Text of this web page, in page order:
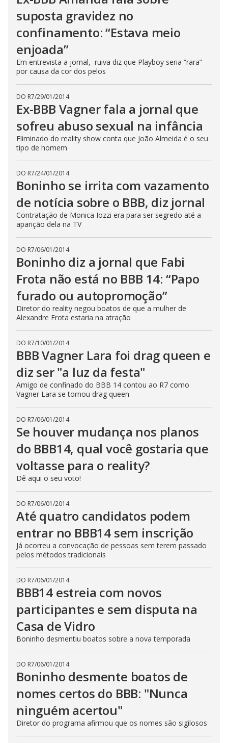
suposta gravidez no
confinamento: “Estava meio
enjoada”
Em entrevista a jornal, ruiva diz que Playboy seria “rara”
por causa da cor dos pelos
DO R7/29/01/2014
Ex-BBB Vagner fala a jornal que
sofreu abuso sexual na infância
Eliminado do reality show conta que João Almeida é o seu
tipo de homem
DO R7/24/01/2014
Boninho se irrita com vazamento
de notícia sobre o BBB, diz jornal
Contratação de Monica Iozzi era para ser segredo até a
aparição dela na TV
DO R7/06/01/2014
Boninho diz a jornal que Fabi
Frota não está no BBB 14: “Papo
furado ou autopromoção”
Diretor do reality negou boatos de que a mulher de
Alexandre Frota estaria na atração
DO R7/10/01/2014
BBB Vagner Lara foi drag queen e
diz ser "a luz da festa"
Amigo de confinado do BBB 14 contou ao R7 como
Vagner Lara se tornou drag queen
DO R7/06/01/2014
Se houver mudança nos planos
do BBB14, qual você gostaria que
voltasse para o reality?
Dê aqui o seu voto!
DO R7/06/01/2014
Até quatro candidatos podem
entrar no BBB14 sem inscrição
Já ocorreu a convocação de pessoas sem terem passado
pelos métodos tradicionais
DO R7/06/01/2014
BBB14 estreia com novos
participantes e sem disputa na
Casa de Vidro
Boninho desmentiu boatos sobre a nova temporada
DO R7/06/01/2014
Boninho desmente boatos de
nomes certos do BBB: "Nunca
ninguém acertou"
Diretor do programa afirmou que os nomes são sigilosos